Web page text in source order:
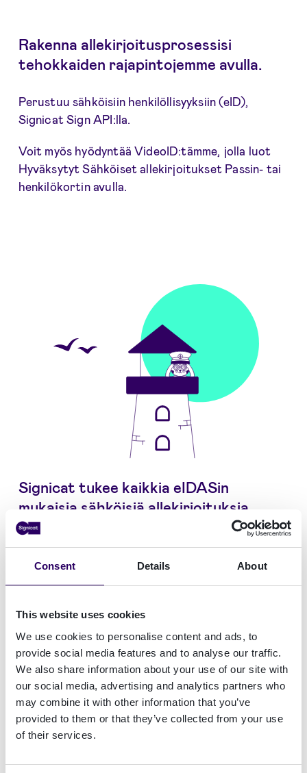
Consent Details About
This website uses cookies
We use cookies to personalise content and ads, to
provide social media features and to analyse our traffic.
We also share information about your use of our site with
our social media, advertising and analytics partners who
may combine it with other information that you’ve
provided to them or that they’ve collected from your use
of their services.
Rakenna allekirjoitusprosessisi
tehokkaiden rajapintojemme avulla.
Perustuu sähköisiin henkilöllisyyksiin (eID),
Signicat Sign API:lla.
Voit myös hyödyntää VideoID:tämme, jolla luot
Hyväksytyt Sähköiset allekirjoitukset Passin- tai
henkilökortin avulla.
Signicat tukee kaikkia eIDASin
mukaisia sähköisiä allekirjoituksia
Signicat tukee kolmea eIDAS:n mukaista tasoa
sähköisissä allekirjoituksissa,
jaQES
tarpeisiisi ja suojaustasoosi sopiva.
SES, Normaali sähköinen allekirjoitus ↓
AES, Kehittynyt sähköinen allekirjoitus ↓
QES, Hyväksytty sähköinen allekirjoitus ↓